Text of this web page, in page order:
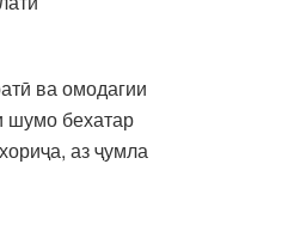
ва омодагии
шумо бехатар
аз ҷумла